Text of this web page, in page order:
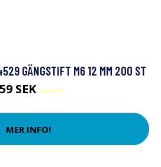
GÄNGSTIFT M6 12 MM 200 ST
SEK169 SEK
MER INFO!